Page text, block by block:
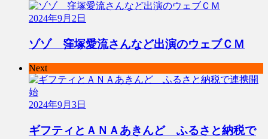
2024年9月2日
ゾゾ 窪塚愛流さんなど出演のウェブＣＭ
Next
2024年9月3日
ギフティとＡＮＡあきんど ふるさと納税で